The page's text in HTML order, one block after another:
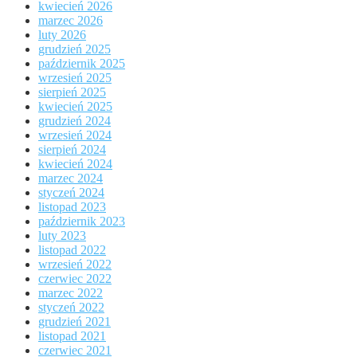
kwiecień 2026
marzec 2026
luty 2026
grudzień 2025
październik 2025
wrzesień 2025
sierpień 2025
kwiecień 2025
grudzień 2024
wrzesień 2024
sierpień 2024
kwiecień 2024
marzec 2024
styczeń 2024
listopad 2023
październik 2023
luty 2023
listopad 2022
wrzesień 2022
czerwiec 2022
marzec 2022
styczeń 2022
grudzień 2021
listopad 2021
czerwiec 2021